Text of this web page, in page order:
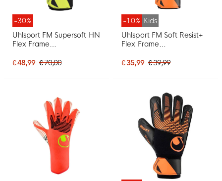
-30%
Uhlsport FM Supersoft HN
Flex Frame
Zwart Neongeel
€ 48,99 € 70,00
-10% Kids
Uhlsport FM Soft Resist+
Flex Frame
Kids Zwart Oranje
€ 35,99 € 39,99